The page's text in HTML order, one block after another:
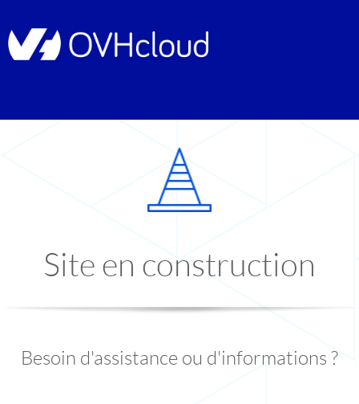
Site en construction
Besoin d'assistance ou d'informations ?